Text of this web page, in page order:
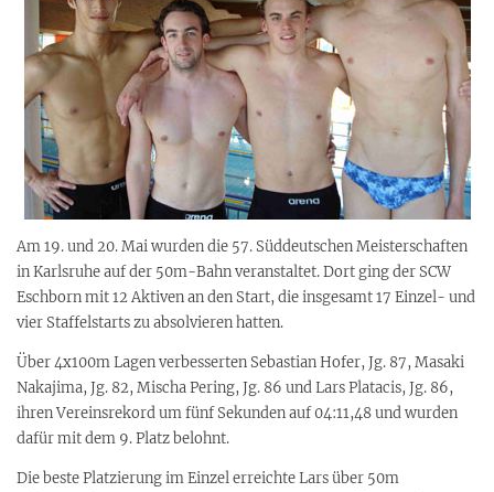
Am 19. und 20. Mai wurden die 57. Süddeutschen Meisterschaften
in Karlsruhe auf der 50m-Bahn veranstaltet. Dort ging der SCW
Eschborn mit 12 Aktiven an den Start, die insgesamt 17 Einzel- und
vier Staffelstarts zu absolvieren hatten.
Über 4x100m Lagen verbesserten Sebastian Hofer, Jg. 87, Masaki
Nakajima, Jg. 82, Mischa Pering, Jg. 86 und Lars Platacis, Jg. 86,
ihren Vereinsrekord um fünf Sekunden auf 04:11,48 und wurden
dafür mit dem 9. Platz belohnt.
Die beste Platzierung im Einzel erreichte Lars über 50m